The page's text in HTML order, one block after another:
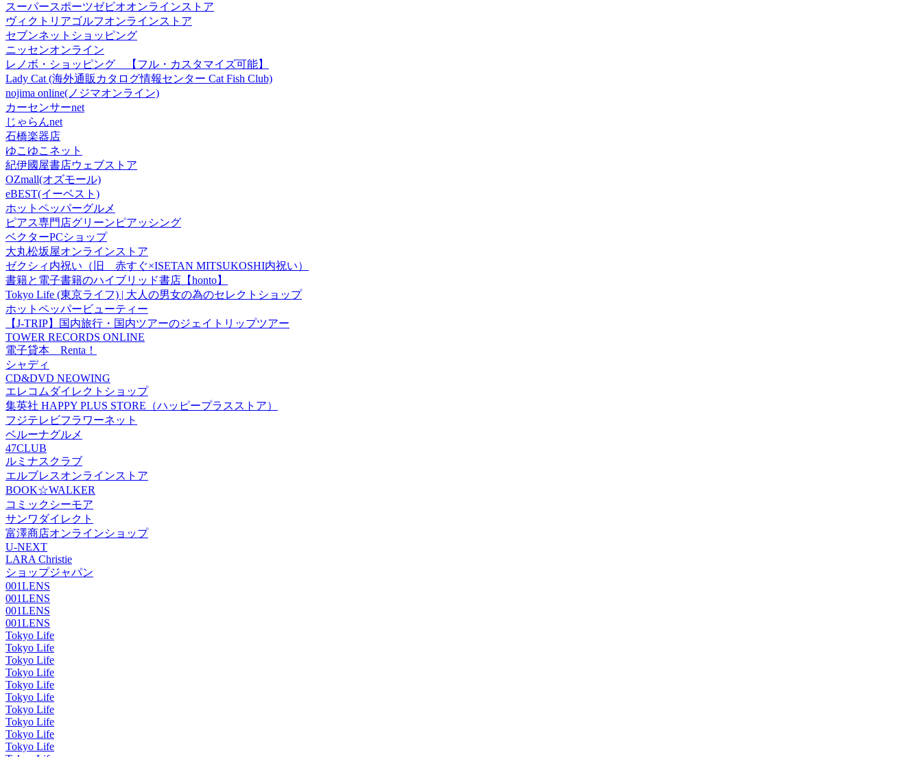
スーパースポーツゼビオオンラインストア
ヴィクトリアゴルフオンラインストア
セブンネットショッピング
ニッセンオンライン
レノボ・ショッピング 【フル・カスタマイズ可能】
Lady Cat (海外通販カタログ情報センター Cat Fish Club)
nojima online(ノジマオンライン)
カーセンサーnet
じゃらんnet
石橋楽器店
ゆこゆこネット
紀伊國屋書店ウェブストア
OZmall(オズモール)
eBEST(イーベスト)
ホットペッパーグルメ
ピアス専門店グリーンピアッシング
ベクターPCショップ
大丸松坂屋オンラインストア
ゼクシィ内祝い（旧 赤すぐ×ISETAN MITSUKOSHI内祝い）
書籍と電子書籍のハイブリッド書店【honto】
Tokyo Life (東京ライフ) | 大人の男女の為のセレクトショップ
ホットペッパービューティー
【J-TRIP】国内旅行・国内ツアーのジェイトリップツアー
TOWER RECORDS ONLINE
電子貸本 Renta！
シャディ
CD&DVD NEOWING
エレコムダイレクトショップ
集英社 HAPPY PLUS STORE（ハッピープラスストア）
フジテレビフラワーネット
ベルーナグルメ
47CLUB
ルミナスクラブ
エルブレスオンラインストア
BOOK☆WALKER
コミックシーモア
サンワダイレクト
富澤商店オンラインショップ
U-NEXT
LARA Christie
ショップジャパン
001LENS
001LENS
001LENS
001LENS
Tokyo Life
Tokyo Life
Tokyo Life
Tokyo Life
Tokyo Life
Tokyo Life
Tokyo Life
Tokyo Life
Tokyo Life
Tokyo Life